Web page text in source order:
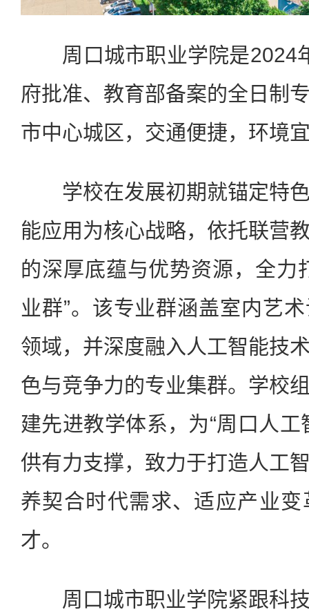
周口城市职业学院是2024
府批准、教育部备案的全日制
市中心城区，交通便捷，环境
学校在发展初期就锚定特色
能应用为核心战略，依托联营
的深厚底蕴与优势资源，全力
业群”。该专业群涵盖室内艺
领域，并深度融入人工智能技
色与竞争力的专业集群。学校
建先进教学体系，为“周口人
供有力支撑，致力于打造人工
养契合时代需求、适应产业
才。
周口城市职业学院紧跟科技